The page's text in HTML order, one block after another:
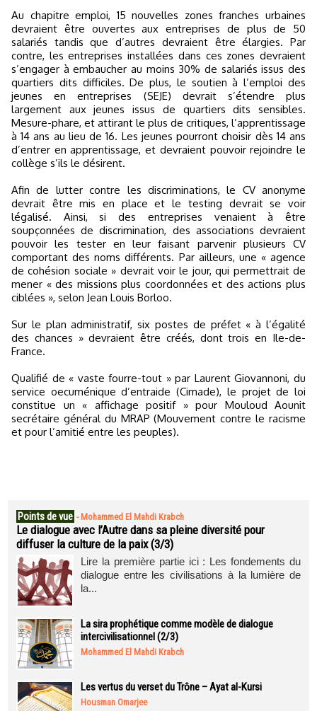
Au chapitre emploi, 15 nouvelles zones franches urbaines
devraient être ouvertes aux entreprises de plus de 50
salariés tandis que d’autres devraient être élargies. Par
contre, les entreprises installées dans ces zones devraient
s’engager à embaucher au moins 30% de salariés issus des
quartiers dits difficiles. De plus, le soutien à l’emploi des
jeunes en entreprises (SEJE) devrait s’étendre plus
largement aux jeunes issus de quartiers dits sensibles.
Mesure-phare, et attirant le plus de critiques, l’apprentissage
à 14 ans au lieu de 16. Les jeunes pourront choisir dès 14 ans
d’entrer en apprentissage, et devraient pouvoir rejoindre le
collège s’ils le désirent.
Afin de lutter contre les discriminations, le CV anonyme
devrait être mis en place et le testing devrait se voir
légalisé. Ainsi, si des entreprises venaient à être
soupçonnées de discrimination, des associations devraient
pouvoir les tester en leur faisant parvenir plusieurs CV
comportant des noms différents. Par ailleurs, une « agence
de cohésion sociale » devrait voir le jour, qui permettrait de
mener « des missions plus coordonnées et des actions plus
ciblées », selon Jean Louis Borloo.
Sur le plan administratif, six postes de préfet « à l’égalité
des chances » devraient être créés, dont trois en Ile-de-
France.
Qualifié de « vaste fourre-tout » par Laurent Giovannoni, du
service oecuménique d’entraide (Cimade), le projet de loi
constitue un « affichage positif » pour Mouloud Aounit
secrétaire général du MRAP (Mouvement contre le racisme
et pour l’amitié entre les peuples).
Points de vue - Mohammed El Mahdi Krabch
Le dialogue avec l’Autre dans sa pleine diversité pour
diffuser la culture de la paix (3/3)
Lire la première partie ici : Les fondements du
dialogue entre les civilisations à la lumière de
la...
La sira prophétique comme modèle de dialogue
intercivilisationnel (2/3)
Mohammed El Mahdi Krabch
Les vertus du verset du Trône – Ayat al-Kursi
Housman Omarjee